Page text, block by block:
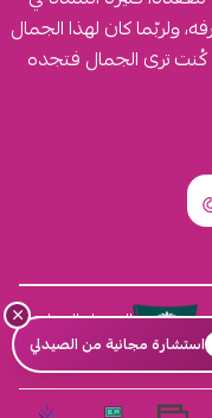
ولربّما كان لهذا الجمال
ترى الجمال فتجده
السجل التجاري
4030431116
×
استشارة مجانية من الصيدلي